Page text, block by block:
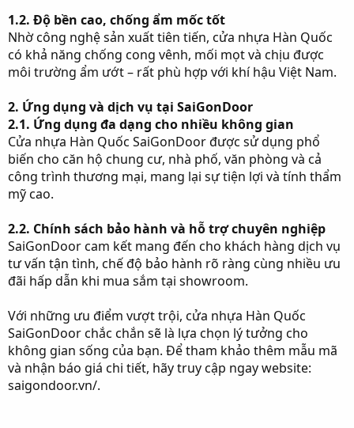
1.2. Độ bền cao, chống ẩm mốc tốt
Nhờ công nghệ sản xuất tiên tiến, cửa nhựa Hàn Quốc
có khả năng chống cong vênh, mối mọt và chịu được
môi trường ẩm ướt – rất phù hợp với khí hậu Việt Nam.
2. Ứng dụng và dịch vụ tại SaiGonDoor
2.1. Ứng dụng đa dạng cho nhiều không gian
Cửa nhựa Hàn Quốc SaiGonDoor được sử dụng phổ
biến cho căn hộ chung cư, nhà phố, văn phòng và cả
công trình thương mại, mang lại sự tiện lợi và tính thẩm
mỹ cao.
2.2. Chính sách bảo hành và hỗ trợ chuyên nghiệp
SaiGonDoor cam kết mang đến cho khách hàng dịch vụ
tư vấn tận tình, chế độ bảo hành rõ ràng cùng nhiều ưu
đãi hấp dẫn khi mua sắm tại showroom.
Với những ưu điểm vượt trội, cửa nhựa Hàn Quốc
SaiGonDoor chắc chắn sẽ là lựa chọn lý tưởng cho
không gian sống của bạn. Để tham khảo thêm mẫu mã
và nhận báo giá chi tiết, hãy truy cập ngay website:
saigondoor.vn/.